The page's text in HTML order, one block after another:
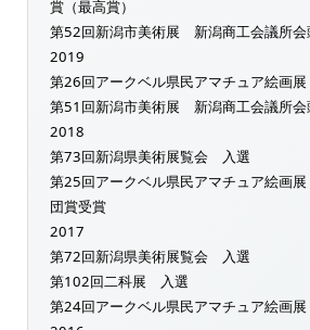
賞（最高賞）
第52回新潟市美術展 新潟商工会議
2019
第26回アークベル県民アマチュア絵画
第51回新潟市美術展 新潟商工会議所会
2018
第73回新潟県美術展覧会 入選
第25回アークベル県民アマチュア絵画
団賞受賞
2017
第72回新潟県美術展覧会 入選
第102回二科展 入選
第24回アークベル県民アマチュア絵